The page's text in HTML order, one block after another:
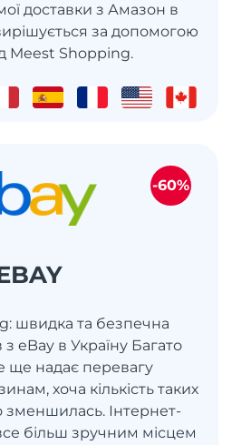
доставки з Амазон в
за допомогою
Meest Shopping.
швидка та безпечна
з eBay в Україну Багато
ще надає перевагу
хоча кількість таких
зменшилась. Інтернет-
більш зручним місцем
-60%